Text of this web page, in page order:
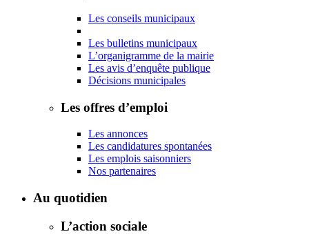
Les conseils municipaux
Les bulletins municipaux
L’organigramme de la mairie
Les avis d’enquête publique
Décisions municipales
Les offres d’emploi
Les annonces
Les candidatures spontanées
Les emplois saisonniers
Nos partenaires
Au quotidien
L’action sociale